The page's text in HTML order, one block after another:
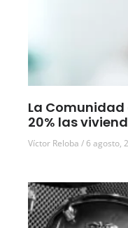
La
20% las
Víctor Reloba 6 agosto,